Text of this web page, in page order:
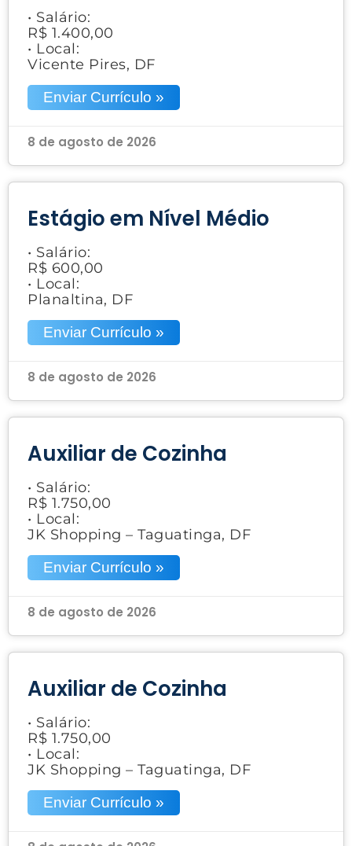
• Salário:
R$ 1.400,00
• Local:
Vicente Pires, DF
Enviar Currículo »
8 de agosto de 2026
Estágio em Nível Médio
• Salário:
R$ 600,00
• Local:
Planaltina, DF
Enviar Currículo »
8 de agosto de 2026
Auxiliar de Cozinha
• Salário:
R$ 1.750,00
• Local:
JK Shopping – Taguatinga, DF
Enviar Currículo »
8 de agosto de 2026
Auxiliar de Cozinha
• Salário:
R$ 1.750,00
• Local:
JK Shopping – Taguatinga, DF
Enviar Currículo »